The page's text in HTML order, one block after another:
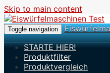
Skip to main content
Toggle navigation
STARTE HIER!
Produktfilter
Produktvergleich